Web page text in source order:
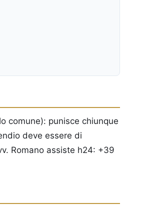
comune): punisce chiunque
deve essere di
Romano assiste h24: +39